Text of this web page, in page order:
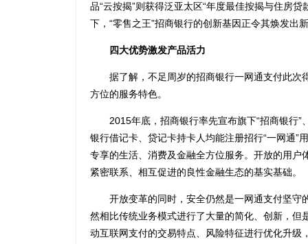
品“云按揭”则获得泛亚太区“年度最佳按揭与住房
下，“零售之王”招商银行的创新基因正令其焕发出
四大优势激发产品活力
据了解，不足周岁的招商银行一网通支付此次
方位的服务特色。
2015年底，招商银行率先宣布旗下“招商银行”
银行借记卡、贷记卡持卡人均能注册招行“一网通”
专享的生活、消费及金融全方位服务。开放的用
紧密联系、相互促进的良性金融生态的基实基础。
开放变革的同时，安全仍然是一网通支付坚守
然相比传统业务模式进行了大量的简化、创新，
动互联网支付的交易特点、风险特征进行优化升级